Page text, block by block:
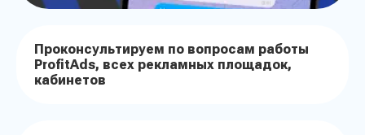
Проконсультируем по вопросам работы
ProfitAds, всех рекламных площадок,
кабинетов